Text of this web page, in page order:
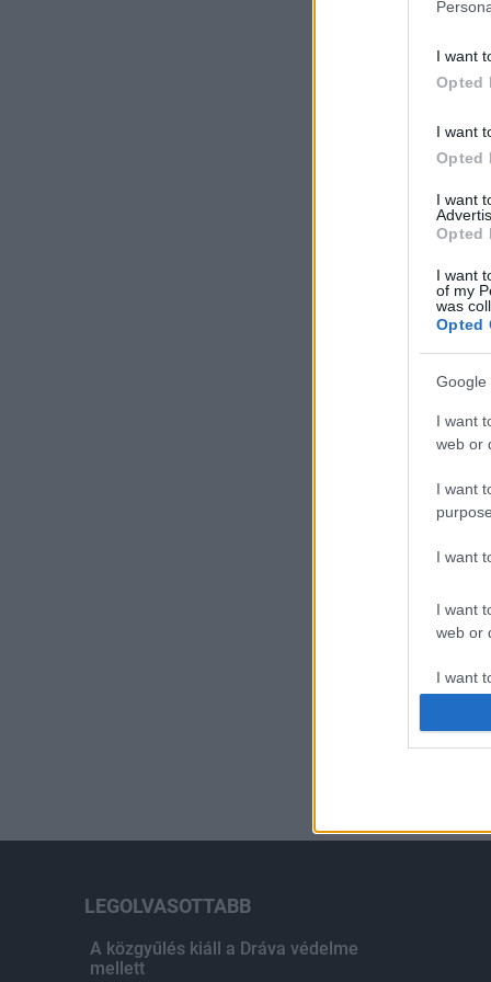
I want
Opted
I want
Opted
I want
Opted
I want
of my
was
Opted
Google
I want
web or
I want
I want
I want
web or
I want
I want
I want
LEGOLVASOTTABB
A közgyűlés kiáll a Dráva védelme
mellett